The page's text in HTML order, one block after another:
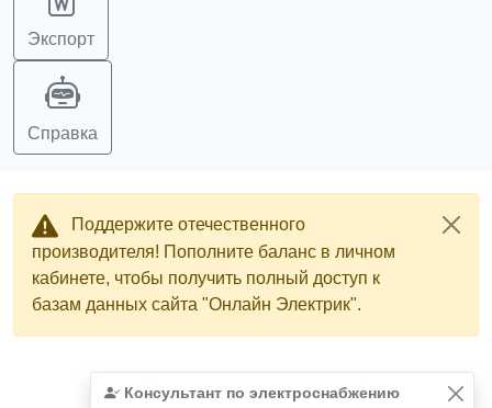
Экспорт
Справка
Поддержите отечественного
производителя! Пополните баланс в личном
кабинете, чтобы получить полный доступ к
базам данных сайта "Онлайн Электрик".
Консультант по электроснабжению
Найдено1811из1811записей.